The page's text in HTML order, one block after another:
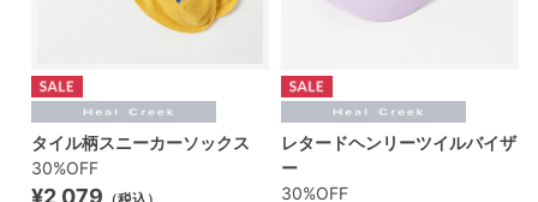
タイル柄スニーカーソックス
30%OFF
¥2,079
レタードヘンリーツイルバイザ
ー
30%OFF